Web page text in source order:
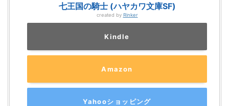
七王国の騎士 (ハヤカワ文庫SF)
created by Rinker
Kindle
Amazon
Yahooショッピング